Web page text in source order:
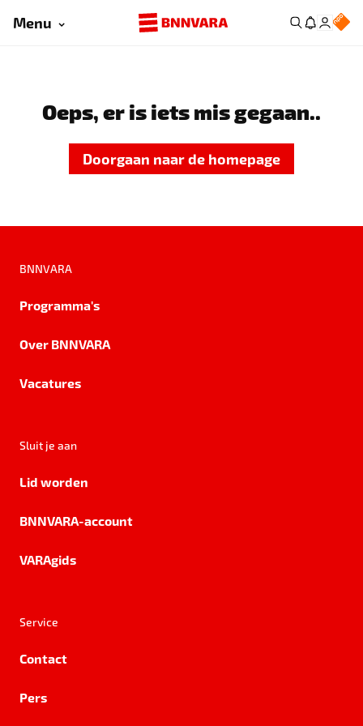
Menu
Oeps, er is iets mis gegaan..
Doorgaan naar de homepage
BNNVARA
Programma's
Over BNNVARA
Vacatures
Sluit je aan
Lid worden
BNNVARA-account
VARAgids
Service
Contact
Pers